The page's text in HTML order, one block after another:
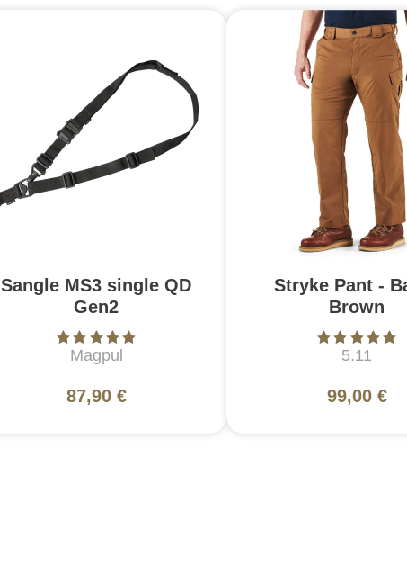
Sangle MS3 single QD
Gen2
Magpul
87,90 €
Stryke Pant -
Brown
5.11
99,00 €